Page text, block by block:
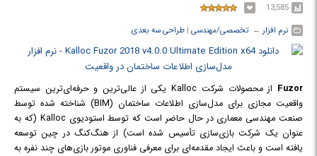
13,585
نرم افزار ← ‏تخصصی/مهندسی ‏| طراحی سه بعدی
Fuzor
از محصولات شرکت Kalloc یکی از عالی‌ترین و حرفه‌ای‌ترین سیستم
واقعیت مجازی برای مدل‌سازی اطلاعات ساختمان (BIM) شناخته شده توسط
صنعت مهندسی معماری در حال حاضر است که توسط استودیوی Kalloc (که به
عنوان یک شرکت بازی‌سازی تأسیس شده است) از هنگ‌کنگ در چین توسعه
یافته است و باعث ایجاد مقدمه‌ای برای معرفی فناوری موتور بازی‌های چند نفره به